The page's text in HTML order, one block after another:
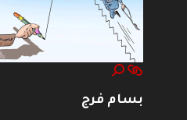
بسام فرج